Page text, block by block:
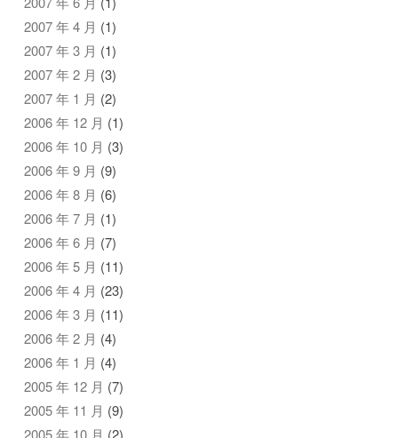
2007 年 4 月 (1)
2007 年 3 月 (1)
2007 年 2 月 (3)
2007 年 1 月 (2)
2006 年 12 月 (1)
2006 年 10 月 (3)
2006 年 9 月 (9)
2006 年 8 月 (6)
2006 年 7 月 (1)
2006 年 6 月 (7)
2006 年 5 月 (11)
2006 年 4 月 (23)
2006 年 3 月 (11)
2006 年 2 月 (4)
2006 年 1 月 (4)
2005 年 12 月 (7)
2005 年 11 月 (9)